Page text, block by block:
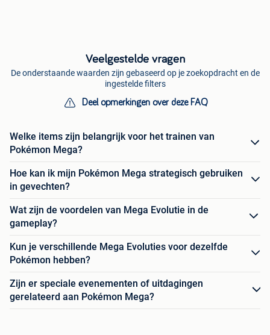
Veelgestelde vragen
De onderstaande waarden zijn gebaseerd op je zoekopdracht en de
ingestelde filters
Deel opmerkingen over deze FAQ
Welke items zijn belangrijk voor het trainen van
Pokémon Mega?
Hoe kan ik mijn Pokémon Mega strategisch gebruiken
in gevechten?
Wat zijn de voordelen van Mega Evolutie in de
gameplay?
Kun je verschillende Mega Evoluties voor dezelfde
Pokémon hebben?
Zijn er speciale evenementen of uitdagingen
gerelateerd aan Pokémon Mega?